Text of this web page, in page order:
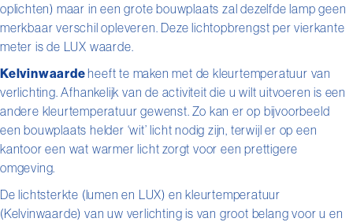
oplichten) maar in een grote bouwplaats zal dezelfde lamp geen
merkbaar verschil opleveren. Deze lichtopbrengst per vierkante
meter is de LUX waarde.
Kelvinwaardeheeft te maken met de kleurtemperatuur van
verlichting. Afhankelijk van de activiteit die u wilt uitvoeren is een
andere kleurtemperatuur gewenst. Zo kan er op bijvoorbeeld
een bouwplaats helder ‘wit’ licht nodig zijn, terwijl er op een
kantoor een wat warmer licht zorgt voor een prettigere
omgeving.
De lichtsterkte (lumen en LUX) en kleurtemperatuur
(Kelvinwaarde) van uw verlichting is van groot belang voor u en